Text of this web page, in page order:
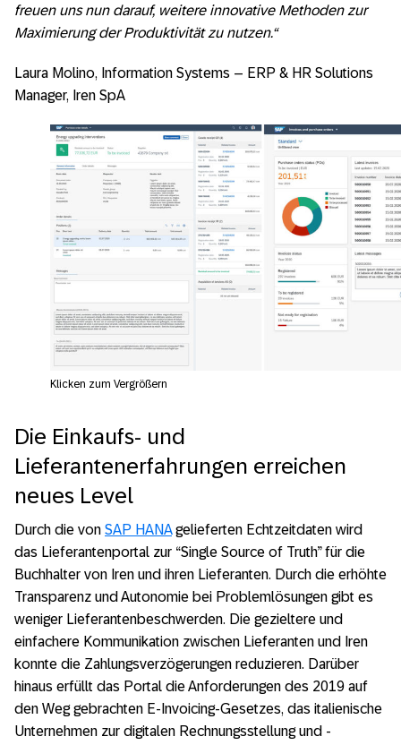
freuen uns nun darauf, weitere innovative Methoden zur
Maximierung der Produktivität zu nutzen.“
Laura Molino, Information Systems – ERP & HR Solutions
Manager, Iren SpA
Klicken zum Vergrößern
Die Einkaufs- und
Lieferantenerfahrungen erreichen
neues Level
Durch die von SAP HANAgelieferten Echtzeitdaten wird
das Lieferantenportal zur “Single Source of Truth” für die
Buchhalter von Iren und ihren Lieferanten. Durch die erhöhte
Transparenz und Autonomie bei Problemlösungen gibt es
weniger Lieferantenbeschwerden. Die gezieltere und
einfachere Kommunikation zwischen Lieferanten und Iren
konnte die Zahlungsverzögerungen reduzieren. Darüber
hinaus erfüllt das Portal die Anforderungen des 2019 auf
den Weg gebrachten E-Invoicing-Gesetzes, das italienische
Unternehmen zur digitalen Rechnungsstellung und -